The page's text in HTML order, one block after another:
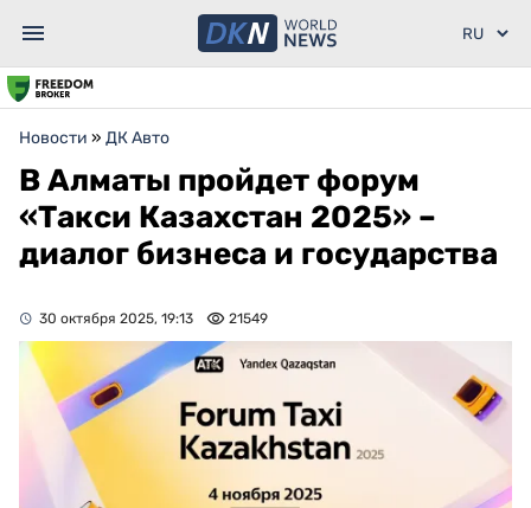
Новости » ДК Авто
В Алматы пройдет форум
«Такси Казахстан 2025» –
диалог бизнеса и государства
30 октября 2025, 19:13 21549